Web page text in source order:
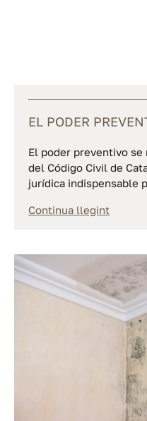
EL PODER
El poder preventivo
del Código Civil de
jurídica indispensable
Continua llegint